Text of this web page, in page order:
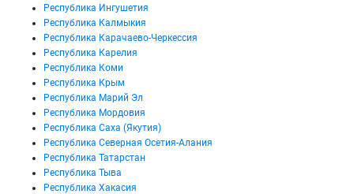
Республика Ингушетия
Республика Калмыкия
Республика Карачаево-Черкессия
Республика Карелия
Республика Коми
Республика Крым
Республика Марий Эл
Республика Мордовия
Республика Саха (Якутия)
Республика Северная Осетия-Алания
Республика Татарстан
Республика Тыва
Республика Хакасия